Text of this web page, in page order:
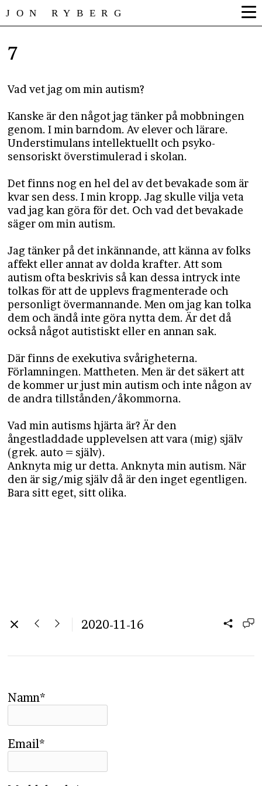
JON RYBERG
7
Vad vet jag om min autism?
Kanske är den något jag tänker på mobbningen
genom. I min barndom. Av elever och lärare.
Understimulans intellektuellt och psyko-
sensoriskt överstimulerad i skolan.
Det finns nog en hel del av det bevakade som är
kvar sen dess. I min kropp. Jag skulle vilja veta
vad jag kan göra för det. Och vad det bevakade
säger om min autism.
Jag tänker på det inkännande, att känna av folks
affekt eller annat av dolda krafter. Att som
autism ofta beskrivis så kan dessa intryck inte
tolkas för att de upplevs fragmenterade och
personligt övermannande. Men om jag kan tolka
dem och ändå inte göra nytta dem. Är det då
också något autistiskt eller en annan sak.
Där finns de exekutiva svårigheterna.
Förlamningen. Mattheten. Men är det säkert att
de kommer ur just min autism och inte någon av
de andra tillstånden/åkommorna.
Vad min autisms hjärta är? Är den
ångestladdade upplevelsen att vara (mig) själv
(grek. auto = själv).
Anknyta mig ur detta. Anknyta min autism. När
den är sig/mig själv då är den inget egentligen.
Bara sitt eget, sitt olika.
2020-11-16
Namn*
Email*